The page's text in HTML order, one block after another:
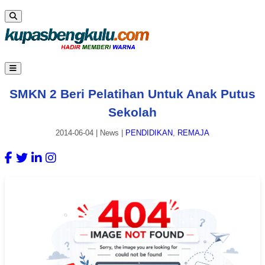
SMKN 2 Beri Pelatihan Untuk Anak Putus
Sekolah
2014-06-04 News PENDIDIKAN, REMAJA